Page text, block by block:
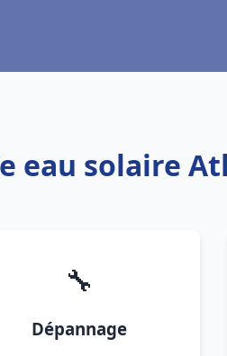
eau solaire
🔧
Dépannage